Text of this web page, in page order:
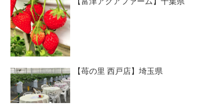
【苺の里 西戸店】埼玉県